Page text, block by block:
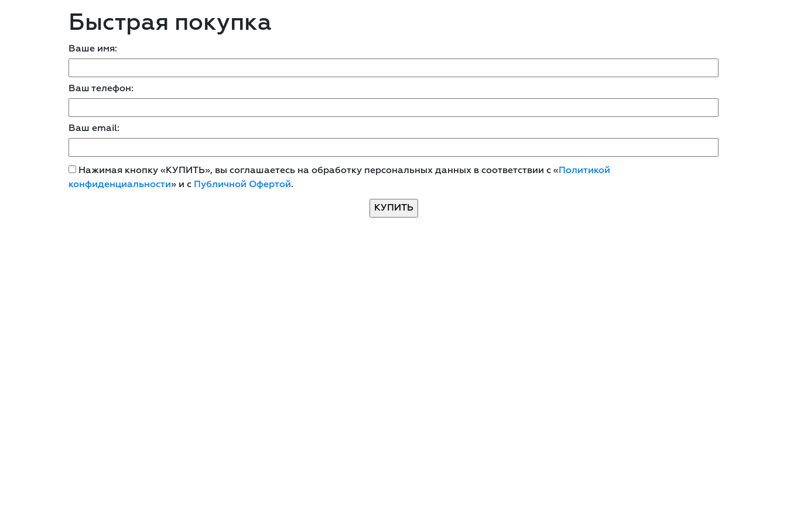
Быстрая покупка
Ваше имя:
Ваш телефон:
Ваш email:
Нажимая кнопку «КУПИТЬ», вы соглашаетесь на обработку персональных данных в соответствии с «Политикой
конфиденциальности» и с Публичной Офертой.